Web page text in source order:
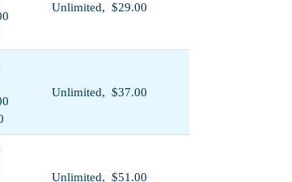
Unlimited, $29.00
Unlimited, $37.00
Unlimited, $51.00